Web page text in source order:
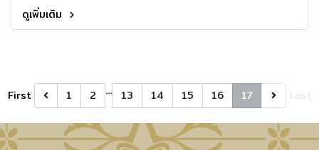
ดูเพิ่มเติม
First 1 2 … 13 14 15 16 17